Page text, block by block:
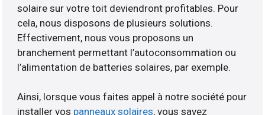
solaire sur votre toit deviendront profitables. Pour
cela, nous disposons de plusieurs solutions.
Effectivement, nous vous proposons un
branchement permettant l’autoconsommation ou
l’alimentation de batteries solaires, par exemple.
Ainsi, lorsque vous faites appel à notre société pour
installer vos panneaux solaires, vous savez